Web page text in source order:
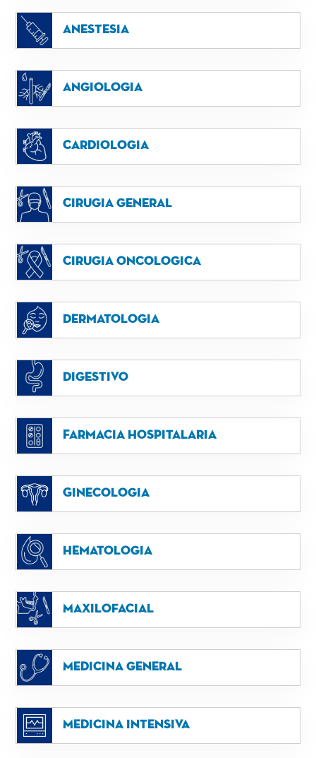
Anestesia
Angiologia
Cardiologia
Cirugia general
Cirugia oncologica
Dermatologia
Digestivo
Farmacia hospitalaria
Ginecologia
Hematologia
Maxilofacial
Medicina general
Medicina intensiva